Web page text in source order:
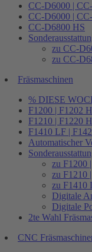
CC-D6000 |
CC-D6000 |
CC-D6800 HS
zu CC-
zu CC-
Fräsmaschinen
% DIESE
F1200 | F1202
F1210 | F1220
F1410 LF |
Automatischer
zu F1200
zu F1210
zu F1410
Digitale
Digitale
2te Wahl
CNC